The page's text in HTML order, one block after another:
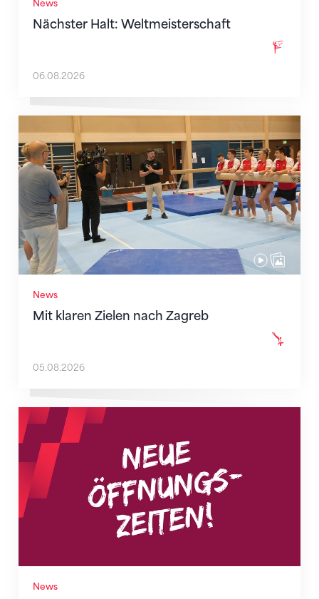
News
Nächster Halt: Weltmeisterschaft
06.08.2026
News
Mit klaren Zielen nach Zagreb
Mit klaren Zielen nach Zagreb
05.08.2026
News
Neue Empfangszeiten ab 1. August 2026